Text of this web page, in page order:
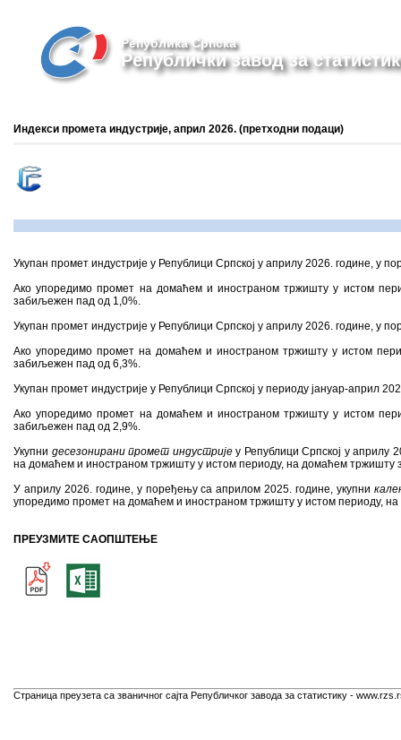
Република Српска
Републички завод за
Индекси промета индустријe, април 2026. (претходни подаци)
Укупан промет индустрије у Републици Српској у априлу 2026. године, у
Ако упоредимо промет на домаћем и иностраном тржишту у истом
забиљежен пад од 1,0%.
Укупан промет индустрије у Републици Српској у априлу 2026. године, у
Ако упоредимо промет на домаћем и иностраном тржишту у истом
забиљежен пад од 6,3%.
Укупан промет индустрије у Републици Српској у периоду јануар-април
Ако упоредимо промет на домаћем и иностраном тржишту у истом
забиљежен пад од 2,9%.
Укупни десезонирани промет индустријеу Републици Српској у априлу
на домаћем и иностраном тржишту у истом периоду, на домаћем
У априлу 2026. године, у поређењу са априлом 2025. године, укупни
упоредимо промет на домаћем и иностраном тржишту у истом периоду,
ПРЕУЗМИТЕ САОПШТЕЊЕ
Страница преузета са званичног сајта Републичког завода за статистику -